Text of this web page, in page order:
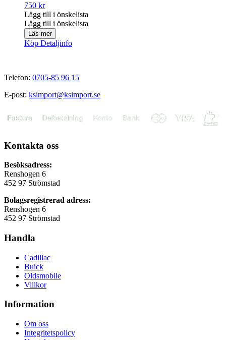
750 kr
Lägg till i önskelista
Lägg till i önskelista
Läs mer
Köp Detaljinfo
Telefon: 0705-85 96 15
E-post: ksimport@ksimport.se
Kontakta oss
Besöksadress:
Renshogen 6
452 97 Strömstad
Bolagsregistrerad adress:
Renshogen 6
452 97 Strömstad
Handla
Cadillac
Buick
Oldsmobile
Villkor
Information
Om oss
Integritetspolicy